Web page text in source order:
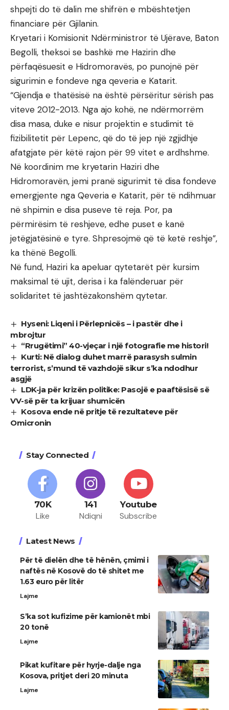
shpejti do të dalin me shifrën e mbështetjen
financiare për Gjilanin.
Kryetari i Komisionit Ndërministror të Ujërave, Baton
Begolli, theksoi se bashkë me Hazirin dhe
përfaqësuesit e Hidromoravës, po punojnë për
sigurimin e fondeve nga qeveria e Katarit.
“Gjendja e thatësisë na është përsëritur sërish pas
viteve 2012-2013. Nga ajo kohë, ne ndërmorrëm
disa masa, duke e nisur projektin e studimit të
fizibilitetit për Lepenc, që do të jep një zgjidhje
afatgjate për këtë rajon për 99 vitet e ardhshme.
Në koordinim me kryetarin Haziri dhe
Hidromoravën, jemi pranë sigurimit të disa fondeve
emergjente nga Qeveria e Katarit, për të ndihmuar
në shpimin e disa puseve të reja. Por, pa
përmirësim të reshjeve, edhe puset e kanë
jetëgjatësinë e tyre. Shpresojmë që të ketë reshje”,
ka thënë Begolli.
Në fund, Haziri ka apeluar qytetarët për kursim
maksimal të ujit, derisa i ka falënderuar për
solidaritet të jashtëzakonshëm qytetar.
Hyseni: Liqeni i Përlepnicës – i pastër dhe i
mbrojtur
“Rrugëtimi” 40-vjeçar i një fotografie me histori!
Kurti: Në dialog duhet marrë parasysh sulmin
terrorist, s’mund të vazhdojë sikur s’ka ndodhur
asgjë
LDK-ja për krizën politike: Pasojë e paaftësisë së
VV-së për ta krijuar shumicën
Kosova ende në pritje të rezultateve për
Omicronin
Stay Connected
70K
Like
141
Ndiqni
Youtube
Subscribe
Latest News
Për të dielën dhe të hënën, çmimi i
naftës në Kosovë do të shitet me
1.63 euro për litër
Lajme
S’ka sot kufizime për kamionët mbi
20 tonë
Lajme
Pikat kufitare për hyrje-dalje nga
Kosova, pritjet deri 20 minuta
Lajme